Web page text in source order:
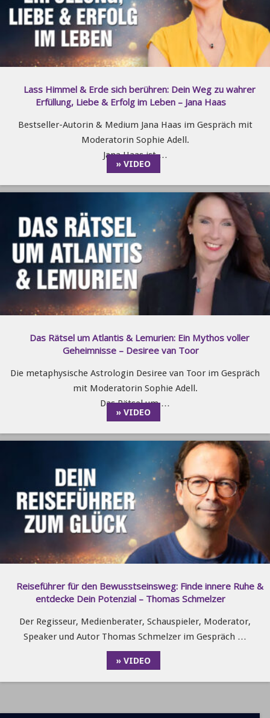
Lass Himmel & Erde sich berühren: Dein Weg zu wahrer
Erfüllung, Liebe & Erfolg im Leben – Jana Haas
Bestseller-Autorin & Medium Jana Haas im Gespräch mit
Moderatorin Sophie Adell.
Jana Haas ist …
» VIDEO
Das Rätsel um Atlantis & Lemurien: Ein Mythos voller
Geheimnisse – Desiree van Toor
Die metaphysische Astrologin Desiree van Toor im Gespräch
mit Moderatorin Sophie Adell.
Das Rätsel um …
» VIDEO
Reiseführer für den Bewusstseinsweg: Finde innere Ruhe &
entdecke Dein Potenzial – Thomas Schmelzer
Der Regisseur, Medienberater, Schauspieler, Moderator,
Speaker und Autor Thomas Schmelzer im Gespräch …
» VIDEO